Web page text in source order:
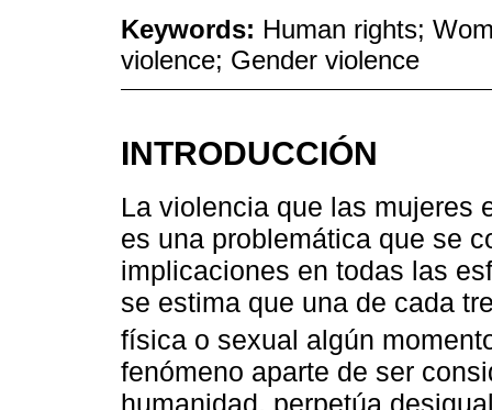
Keywords: Human rights;
violence; Gender violence
INTRODUCCIÓN
La violencia que las mujeres
es una problemática que se
implicaciones en todas las
se estima que una de cada
física o sexual algún
fenómeno aparte de ser
humanidad, perpetúa